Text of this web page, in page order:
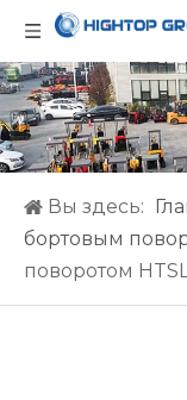
Вы здесь:
бортовым
поворотом